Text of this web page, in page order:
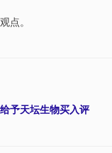
点。
予天坛生物买入评